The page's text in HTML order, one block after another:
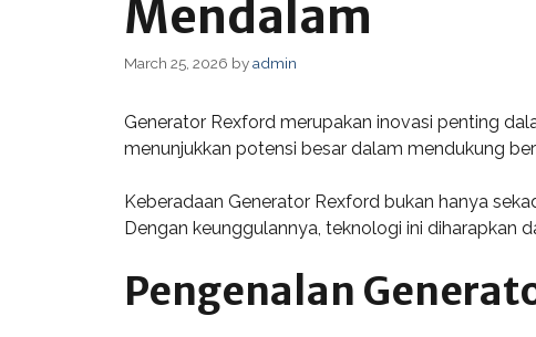
Mendalam
March 25, 2026 byadmin
Generator Rexford merupakan inovasi penting
menunjukkan potensi besar dalam mendukung
Keberadaan Generator Rexford bukan hanya
Dengan keunggulannya, teknologi ini
Pengenalan